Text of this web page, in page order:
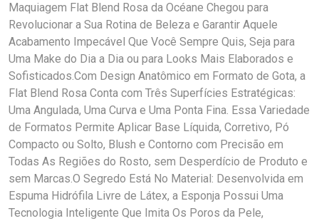
Maquiagem Flat Blend Rosa da Océane Chegou para
Revolucionar a Sua Rotina de Beleza e Garantir Aquele
Acabamento Impecável Que Você Sempre Quis, Seja para
Uma Make do Dia a Dia ou para Looks Mais Elaborados e
Sofisticados.Com Design Anatômico em Formato de Gota, a
Flat Blend Rosa Conta com Três Superfícies Estratégicas:
Uma Angulada, Uma Curva e Uma Ponta Fina. Essa Variedade
de Formatos Permite Aplicar Base Líquida, Corretivo, Pó
Compacto ou Solto, Blush e Contorno com Precisão em
Todas As Regiões do Rosto, sem Desperdício de Produto e
sem Marcas.O Segredo Está No Material: Desenvolvida em
Espuma Hidrófila Livre de Látex, a Esponja Possui Uma
Tecnologia Inteligente Que Imita Os Poros da Pele,